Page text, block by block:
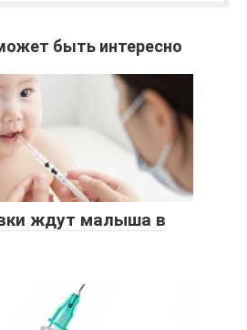
быть интересно
ждут малыша в